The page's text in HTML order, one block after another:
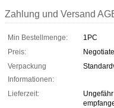
Zahlung und Versand
Min Bestellmenge:
1PC
Preis:
Verpackung
Informationen:
Lieferzeit: